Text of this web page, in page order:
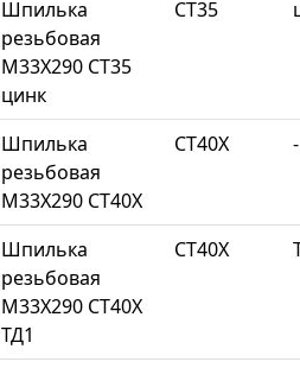
Шпилька
резьбовая
М33Х290 СТ35
цинк
СТ35
Шпилька
резьбовая
М33Х290 СТ40Х
СТ40Х -
Шпилька
резьбовая
М33Х290 СТ40Х
ТД1
СТ40Х